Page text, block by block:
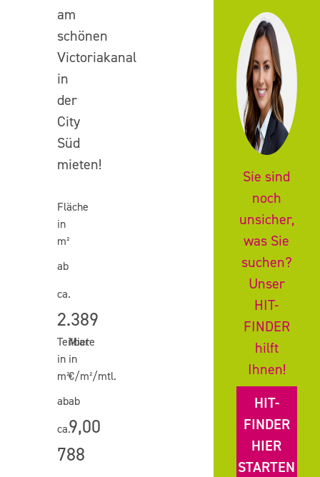
I
Harvestehude)
Barmbek
St.
Pauli
I
Eimsbüttel
Bahrenfeld
I
West
auswählen
Barrierefreie
Erschließung
E-
(Dach-)
Terrasse,
Balkon
Elbblick
/
Alsterblick
KühlungDusche
Oberste
Etage
Kantine
im
Erdgeschoss
Business
Center
im
Gebäude
Provisionsfrei
für
den
Mieter
auswählen
Sie sind
noch
unsicher,
was Sie
suchen?
Unser
HIT-
FINDER
hilft
Ihnen!
HIT-
FINDER
HIER
STARTEN
am
schönen
Victoriakanal
in
der
City
Süd
mieten!
Fläche
in
m²
ab
ca.
2.389
Teilbar
in
m²
ab
ca.
788
Miete
in
€/m²/mtl.
ab
9,00